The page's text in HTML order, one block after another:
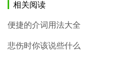
相关阅读
便捷的介词用法大全
悲伤时你该说些什么